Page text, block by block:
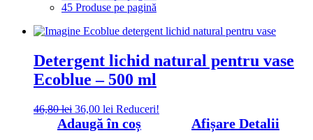
45 Produse pe pagină
Detergent lichid natural pentru vase
Ecoblue – 500 ml
46,80lei Prețul
inițial
a
36,00 lei Prețul
curent
este:
Reduceri!
Adaugă în coș Afișare Detalii